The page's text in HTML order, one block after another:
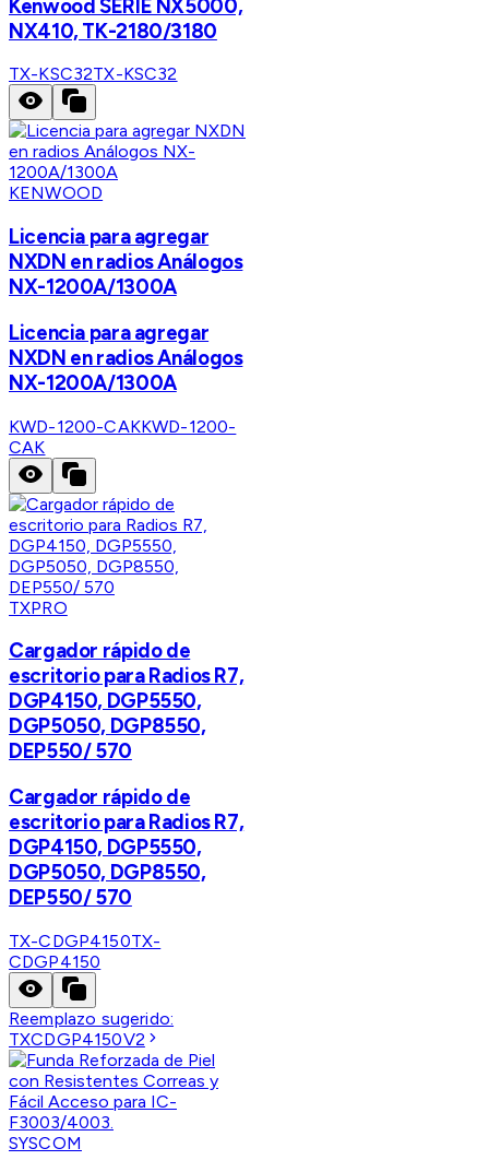
Kenwood SERIE NX5000,
NX410, TK-2180/3180
TX-KSC32TX-KSC32
KENWOOD
Licencia para agregar
NXDN en radios Análogos
NX-1200A/1300A
Licencia para agregar
NXDN en radios Análogos
NX-1200A/1300A
KWD-1200-CAKKWD-1200-
CAK
TXPRO
Cargador rápido de
escritorio para Radios R7,
DGP4150, DGP5550,
DGP5050, DGP8550,
DEP550/ 570
Cargador rápido de
escritorio para Radios R7,
DGP4150, DGP5550,
DGP5050, DGP8550,
DEP550/ 570
TX-CDGP4150TX-
CDGP4150
Reemplazo sugerido:
TXCDGP4150V2
SYSCOM